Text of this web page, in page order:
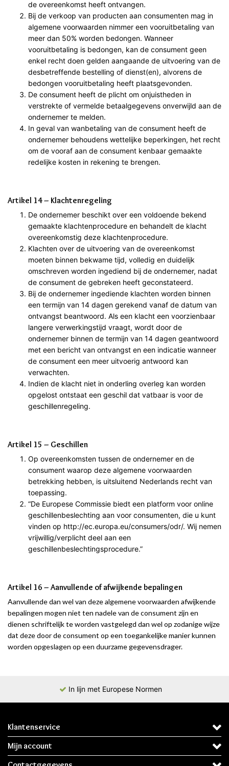
de overeenkomst heeft ontvangen.
Bij de verkoop van producten aan consumenten mag in
algemene voorwaarden nimmer een vooruitbetaling van
meer dan 50% worden bedongen. Wanneer
vooruitbetaling is bedongen, kan de consument geen
enkel recht doen gelden aangaande de uitvoering van de
desbetreffende bestelling of dienst(en), alvorens de
bedongen vooruitbetaling heeft plaatsgevonden.
De consument heeft de plicht om onjuistheden in
verstrekte of vermelde betaalgegevens onverwijld aan de
ondernemer te melden.
In geval van wanbetaling van de consument heeft de
ondernemer behoudens wettelijke beperkingen, het recht
om de vooraf aan de consument kenbaar gemaakte
redelijke kosten in rekening te brengen.
Artikel 14 – Klachtenregeling
De ondernemer beschikt over een voldoende bekend
gemaakte klachtenprocedure en behandelt de klacht
overeenkomstig deze klachtenprocedure.
Klachten over de uitvoering van de overeenkomst
moeten binnen bekwame tijd, volledig en duidelijk
omschreven worden ingediend bij de ondernemer, nadat
de consument de gebreken heeft geconstateerd.
Bij de ondernemer ingediende klachten worden binnen
een termijn van 14 dagen gerekend vanaf de datum van
ontvangst beantwoord. Als een klacht een voorzienbaar
langere verwerkingstijd vraagt, wordt door de
ondernemer binnen de termijn van 14 dagen geantwoord
met een bericht van ontvangst en een indicatie wanneer
de consument een meer uitvoerig antwoord kan
verwachten.
Indien de klacht niet in onderling overleg kan worden
opgelost ontstaat een geschil dat vatbaar is voor de
geschillenregeling.
Artikel 15 – Geschillen
Op overeenkomsten tussen de ondernemer en de
consument waarop deze algemene voorwaarden
betrekking hebben, is uitsluitend Nederlands recht van
toepassing.
“De Europese Commissie biedt een platform voor online
geschillenbeslechting aan voor consumenten, die u kunt
vinden op http://ec.europa.eu/consumers/odr/. Wij nemen
vrijwillig/verplicht deel aan een
geschillenbeslechtingsprocedure.”
Artikel 16 – Aanvullende of afwijkende bepalingen
Aanvullende dan wel van deze algemene voorwaarden afwijkende
bepalingen mogen niet ten nadele van de consument zijn en
dienen schriftelijk te worden vastgelegd dan wel op zodanige wijze
dat deze door de consument op een toegankelijke manier kunnen
worden opgeslagen op een duurzame gegevensdrager.
In lijn met Europese Normen
Klantenservice
Mijn account